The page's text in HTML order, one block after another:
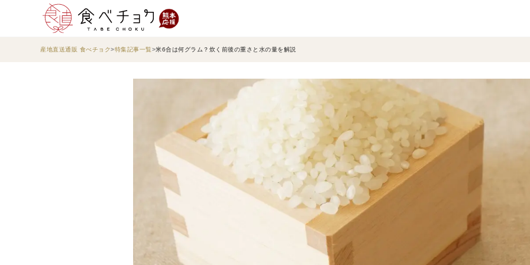
産地直送通販 食べチョク 特集記事一覧 米6合は何グラム？炊く前後の重さと水の量を解説